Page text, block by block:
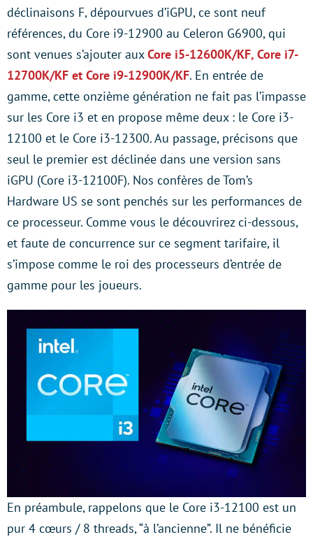
déclinaisons F, dépourvues d’iGPU, ce sont neuf
références, du Core i9-12900 au Celeron G6900, qui
sont venues s’ajouter auxCore i5-12600K/KF, Core i7-
12700K/KF et Core i9-12900K/KF. En entrée de
gamme, cette onzième génération ne fait pas l’impasse
sur les Core i3 et en propose même deux : le Core i3-
12100 et le Core i3-12300. Au passage, précisons que
seul le premier est déclinée dans une version sans
iGPU (Core i3-12100F). Nos confères de Tom’s
Hardware US se sont penchés sur les performances de
ce processeur. Comme vous le découvrirez ci-dessous,
et faute de concurrence sur ce segment tarifaire, il
s’impose comme le roi des processeurs d’entrée de
gamme pour les joueurs.
En préambule, rappelons que le Core i3-12100 est un
pur 4 cœurs / 8 threads, “à l’ancienne”. Il ne bénéficie